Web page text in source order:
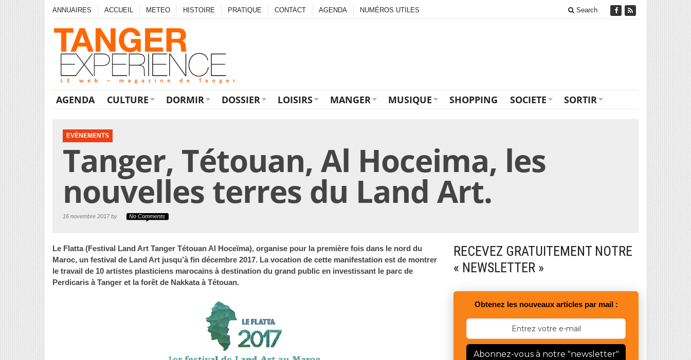
ANNUAIRES ACCUEIL METEO HISTOIRE PRATIQUE CONTACT AGENDA NUMÉROS UTILES Search
AGENDA CULTURE DORMIR DOSSIER LOISIRS MANGER MUSIQUE SHOPPING SOCIETE SORTIR
EVÈNEMENTS
Tanger, Tétouan, Al Hoceima, les
nouvelles terres du Land Art.
16 novembre 2017 by No Comments
Le Flatta (Festival Land Art Tanger Tétouan Al Hoceïma), organise pour la première fois dans le nord du
Maroc, un festival de Land Art jusqu’à fin décembre 2017. La vocation de cette manifestation est de montrer
le travail de 10 artistes plasticiens marocains à destination du grand public en investissant le parc de
Perdicaris à Tanger et la forêt de Nakkata à Tétouan.
RECEVEZ GRATUITEMENT NOTRE
« NEWSLETTER »
Obtenez les nouveaux articles par mail :
Abonnez-vous à notre "newsletter"